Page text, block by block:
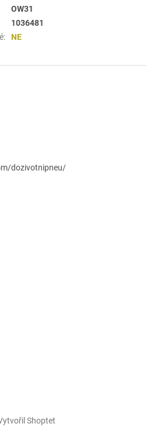
OW31
1036481
: NE
dozivotnipneu/
Shoptet